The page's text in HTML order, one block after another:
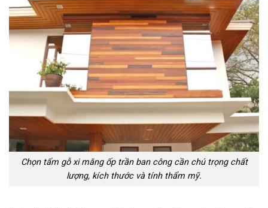
Chọn tấm gỗ xi măng ốp trần ban công cần chú trọng chất
lượng, kích thước và tính thẩm mỹ.